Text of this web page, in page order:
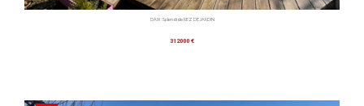
DAIX : Splendide REZ DE JARDIN
312000 €